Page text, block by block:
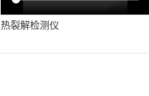
热裂解检测仪